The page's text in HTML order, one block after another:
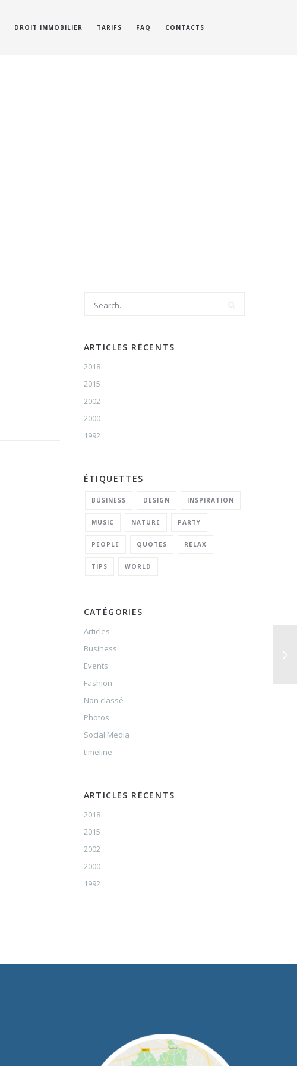
DROIT IMMOBILIER TARIFS FAQ CONTACTS
ARTICLES RÉCENTS
2018
2015
2002
2000
1992
ÉTIQUETTES
BUSINESS DESIGN INSPIRATION
MUSIC NATURE PARTY
PEOPLE QUOTES RELAX
TIPS WORLD
CATÉGORIES
Articles
Business
Events
Fashion
Non classé
Photos
Social Media
timeline
ARTICLES RÉCENTS
2018
2015
2002
2000
1992